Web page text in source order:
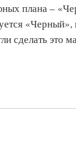
плана –
сделать это